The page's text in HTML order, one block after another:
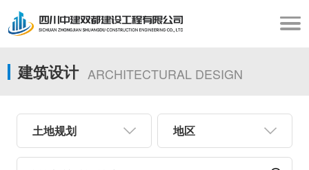
建筑设计 ARCHITECTURAL DESIGN
土地规划 地区